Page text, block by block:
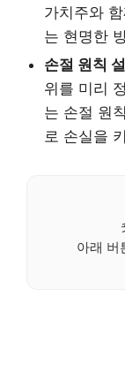
가치주와
는 현명한
손절 원칙
위를 미리
는 손절 원
로 손실을
아래 버